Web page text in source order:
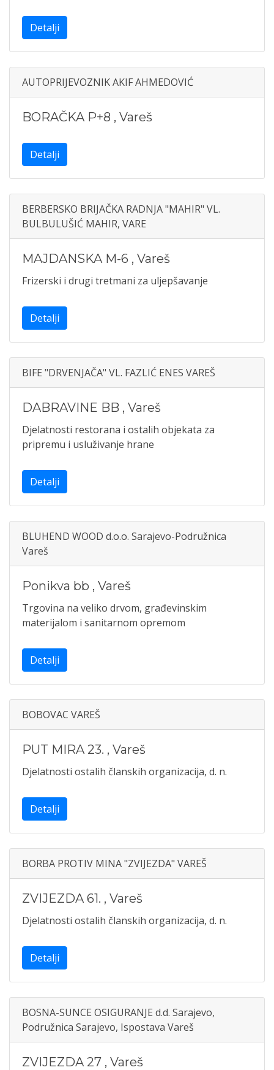
Detalji
AUTOPRIJEVOZNIK AKIF AHMEDOVIĆ
BORAČKA P+8 , Vareš
Detalji
BERBERSKO BRIJAČKA RADNJA "MAHIR" VL.
BULBULUŠIĆ MAHIR, VARE
MAJDANSKA M-6 , Vareš
Frizerski i drugi tretmani za uljepšavanje
Detalji
BIFE "DRVENJAČA" VL. FAZLIĆ ENES VAREŠ
DABRAVINE BB , Vareš
Djelatnosti restorana i ostalih objekata za
pripremu i usluživanje hrane
Detalji
BLUHEND WOOD d.o.o. Sarajevo-Podružnica
Vareš
Ponikva bb , Vareš
Trgovina na veliko drvom, građevinskim
materijalom i sanitarnom opremom
Detalji
BOBOVAC VAREŠ
PUT MIRA 23. , Vareš
Djelatnosti ostalih članskih organizacija, d. n.
Detalji
BORBA PROTIV MINA "ZVIJEZDA" VAREŠ
ZVIJEZDA 61. , Vareš
Djelatnosti ostalih članskih organizacija, d. n.
Detalji
BOSNA-SUNCE OSIGURANJE d.d. Sarajevo,
Podružnica Sarajevo, Ispostava Vareš
ZVIJEZDA 27 , Vareš